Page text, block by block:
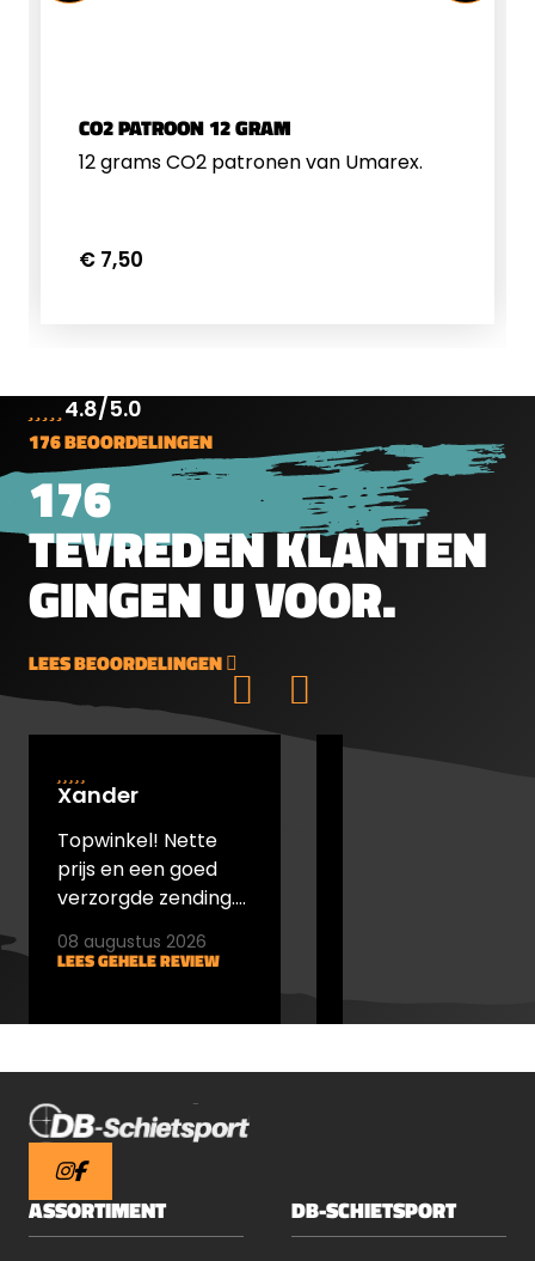
CO2 PATROON 12 GRAM
12 grams CO2 patronen van Umarex.
€ 7,50
4.8/5.0
176 BEOORDELINGEN
176
TEVREDEN KLANTEN
GINGEN U VOOR.
LEES BEOORDELINGEN
Xander
Topwinkel! Nette
prijs en een goed
verzorgde zending.
LEES GEHELE REVIEW
08 augustus 2026
ASSORTIMENT DB-SCHIETSPORT